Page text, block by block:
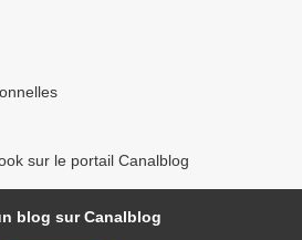
sur le portail Canalblog
blog sur Canalblog